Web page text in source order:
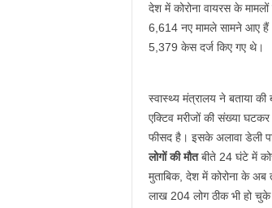
देश में कोरोना वायरस के
6,614 नए मामले सामने आए
5,379 केस दर्ज किए गए थे।
स्वास्थ्य मंत्रालय ने बताया
एक्टिव मरीजों की संख्या
फीसद है। इसके अलावा डेली
लोगों की मौतबीते 24 घंटे में
मुताबिक, देश में कोरोना के
लाख 204 लोग ठीक भी हो